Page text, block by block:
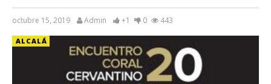
octubre 15, 2019 Admin +1 0 443
ALCALÁ